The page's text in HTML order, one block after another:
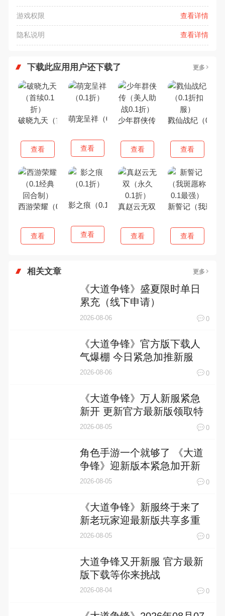
游戏权限 查看详情
隐私说明 查看详情
下载此应用用户还下载了 更多
破晓九天（首续0.1折）
查看
萌宠呈祥（0.1折）
查看
少年群侠传（美人助战0.1折）
查看
戮仙战纪（0.1
查看
西游荣耀（0.1经典回合制）
查看
影之痕（0.1折）
查看
真赵云无双（永久0.1折）
查看
新誓记（我斑愿
查看
相关文章 更多
《大道争锋》盛夏限时单日
累充（线下申请）
2026-08-06 0
《大道争锋》官方版下载人
气爆棚 今日紧急加推新服
2026-08-06 0
《大道争锋》万人新服紧急
新开 更新官方最新版领取特
权礼遇
2026-08-05 0
角色手游一个就够了 《大道
争锋》迎新版本紧急加开新
服
2026-08-05 0
《大道争锋》新服终于来了
新老玩家迎最新版共享多重
礼包
2026-08-05 0
大道争锋又开新服 官方最新
版下载等你来挑战
2026-08-04 0